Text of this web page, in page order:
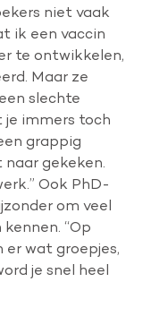
niet vaak
ik een vaccin
te ontwikkelen,
Maar ze
slechte
immers toch
grappig
gekeken.
Ook PhD-
om veel
“Op
wat groepjes,
je snel heel